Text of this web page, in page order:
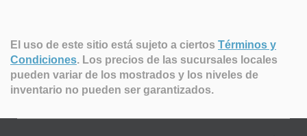
El uso de este sitio está sujeto a ciertos Términos y
Condiciones. Los precios de las sucursales locales
pueden variar de los mostrados y los niveles de
inventario no pueden ser garantizados.